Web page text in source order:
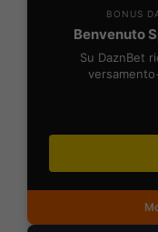
BONUS
Benvenuto
Su DaznBet